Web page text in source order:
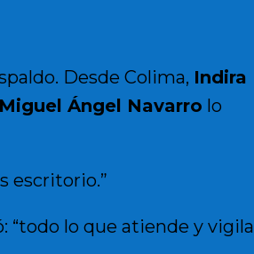
Desde Colima, Indira
Miguel Ángel Navarro lo
escritorio.”
“todo lo que atiende y vigila